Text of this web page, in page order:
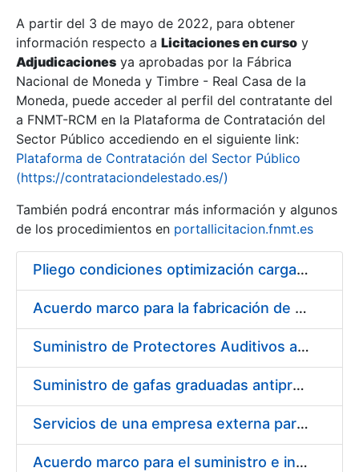
Show/Hide
Show/Hide
Show/Hide
A partir del 3 de mayo de 2022, para obtener
información respecto a Licitaciones en curso y
Adjudicaciones ya aprobadas por la Fábrica
Nacional de Moneda y Timbre - Real Casa de la
Moneda, puede acceder al perfil del contratante del
a FNMT-RCM en la Plataforma de Contratación del
Sector Público accediendo en el siguiente link:
Plataforma de Contratación del Sector Público
(https://contrataciondelestado.es/)
También podrá encontrar más información y algunos
de los procedimientos en portallicitacion.fnmt.es
Pliego condiciones optimización cargas compras firmado
Acuerdo marco para la fabricación de piezas
Suministro de Protectores Auditivos a medida para las personas trabajadoras de los Centros de Trabajo de Madrid y Burgos
Suministro de gafas graduadas antiproyecciones para los trabajadores de la FNMT-RCM en los centros de trabajo de Madrid y Burgos
Servicios de una empresa externa para el asesoramiento y resolución de los recursos de alzada que se presentan relacionados con procesos de selección para la FNMT-RCM
Acuerdo marco para el suministro e instalación de persianas, estores y otros complementos